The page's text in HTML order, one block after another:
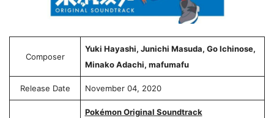
Composer
Yuki Hayashi, Junichi Masuda, Go Ichinose,
Minako Adachi, mafumafu
Release Date November 04, 2020
Pokémon Original Soundtrack